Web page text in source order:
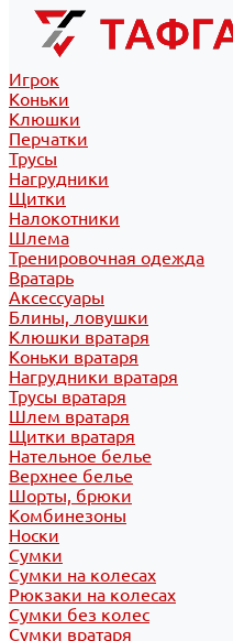
Игрок
Коньки
Клюшки
Перчатки
Трусы
Нагрудники
Щитки
Налокотники
Шлема
Тренировочная одежда
Вратарь
Аксессуары
Блины, ловушки
Клюшки вратаря
Коньки вратаря
Нагрудники вратаря
Трусы вратаря
Шлем вратаря
Щитки вратаря
Нательное белье
Верхнее белье
Шорты, брюки
Комбинезоны
Носки
Сумки
Сумки на колесах
Рюкзаки на колесах
Сумки без колес
Сумки вратаря